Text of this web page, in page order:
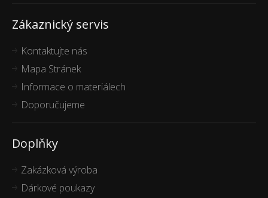
Zákaznický servis
Kontaktujte nás
Mapa Stránek
Informace o materiálech
Doporučujeme
Doplňky
Zakázková výroba
Dárkové poukazy